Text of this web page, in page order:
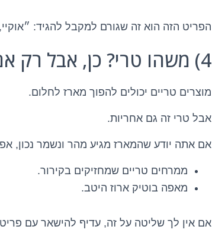
הפריט הזה הוא זה שגורם למקבל להגיד:
4) משהו טרי? כן, אבל רק אם זה בנוי נכון
מוצרים טריים יכולים להפוך מארז לחלום.
אבל טרי זה גם אחריות.
אם אתה יודע שהמארז מגיע מהר ונשמר נכון,
ממרחים טריים שמחזיקים בקירור.
מאפה בוטיק ארוז היטב.
אם אין לך שליטה על זה, עדיף להישאר עם